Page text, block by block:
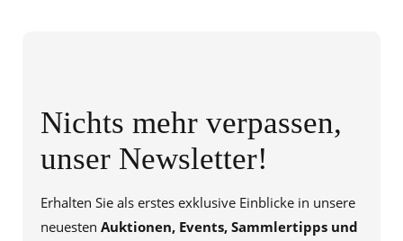
Nichts mehr verpassen,
unser Newsletter!
Erhalten Sie als erstes exklusive Einblicke in unsere
neuesten Auktionen, Events, Sammlertipps und